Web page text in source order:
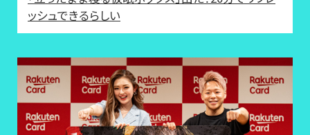
ッシュできるらしい